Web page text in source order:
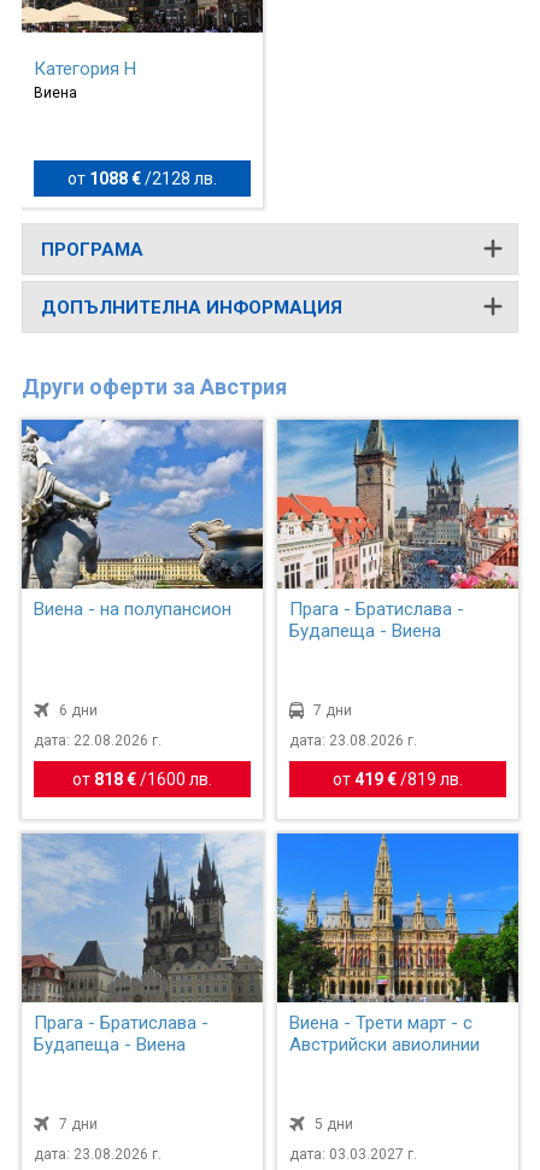
Категория H
Виена
от 1088 € /2128 лв.
ПРОГРАМА
ДОПЪЛНИТЕЛНА ИНФОРМАЦИЯ
Други оферти за Австрия
Виена - на полупансион
6 дни
дата: 22.08.2026 г.
от 818 € / 1600 лв.
Прага - Братислава -
Будапеща - Виена
7 дни
дата: 23.08.2026 г.
от419 €/819 лв.
Прага - Братислава -
Будапеща - Виена
7 дни
дата: 23.08.2026 г.
Виена - Трети март - с
Австрийски авиолинии
5 дни
дата: 03.03.2027 г.